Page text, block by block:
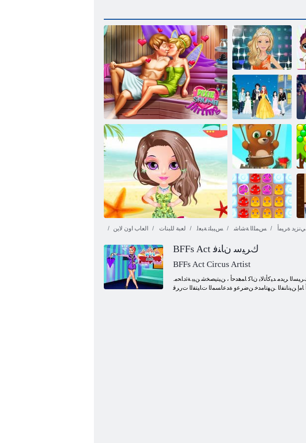
ﺡﺰﻤﻳ ﺎﻧﻭﺎﺳ ﺚﺑﺎﻋ
ﺱﺎﺒﻠﻟﺍﻭ ﺔﻜﻠﻤﻟﺍ
ﺔﻴﻘﻴﺳﻮﻣ ﺔﻠﻔﺣ
ﺩﻼ ﻴﻤﻟﺍ ﺪﻴﻋ ﺔﻠﻔﺣ
ﺕﺎﻨﺑ
ﺎﻬﻟ ﺔﻳﺎﻬﻧ ﻻ ﻲﺘﻟﺍ
ﺭﺎﻨﻟﺍ ﻖﻠﻄﻣ
ﺔﻋﺎﻘﻓ
2 ﺽﺭﻷ ﺍ ﻎﻧﺩﻮﺑ
العاب اون لاين لعبة للبنات ﺲﻴﺒﻠﺗ ﺔﺒﻌﻟ ﺲﻤﻠﻟﺍ ﺔﺷﺎﺷ ﻲﻧﺰﻳﺩ ﺓﺮﻴﻣﺃ
BFFs Act ﻙﺮﻴﺳ ﻥﺎﻨﻓ
BFFs Act Circus Artist
.ﻝﻭﻷ ﺍ ﺽﺮﻌﻟﺍ ﺮﻛﺍﺬﺗ ءﺍﺮﺸﺑ ﺭﻮﻔﻟﺍ ﻰﻠﻋ ﺍﻮﻣﺎﻗ ، ﻢﻬﺘﻨﻳﺪﻣ ﻰﻟﺇ ﺮﻴﺒﻜﻟﺍ ﻙﺮﻴ .ءﺍﺩﻸ ﻟ ﻙﺮﻴﺴﻟﺍ ﻲﻧﺎﻨﻓ ﺪﻌﺘﺴﻳ ﻒﻴﻛ ﺔﻓﺮﻌﻤﻟ ، ﺔﻘﻄﻨﻤﻟﺍ ﻲﻓ ﻝﻮﺠﺘﻟﺍ ﺕﺎﻴﺘﻔﻟﺍ .ﻙﺮﻴﺴﻟﺍ ﺮﻳﺪﻣ ﺪﻴﻛﺄﺘﻟﺎﺑ ﻥﺎﻛ ﺎﻤﻫﺪﺣﺃ ، ﻦﻴﺘﻴﺼﺨﺷ ﻦﻴﺑ ﺔﺛﺩﺎﺤﻣ